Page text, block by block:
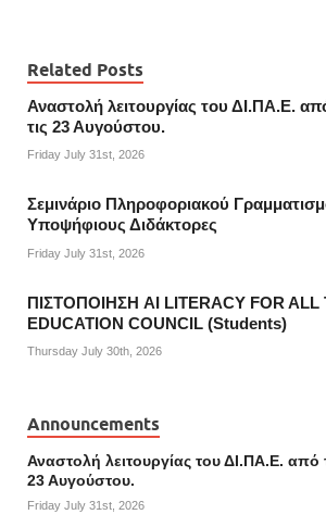
Related Posts
Αναστολή λειτουργίας του ΔΙ.ΠΑ.Ε.
τις 23 Αυγούστου.
Friday July 31st, 2026
Σεμινάριο Πληροφοριακού
Υποψήφιους Διδάκτορες
Friday July 31st, 2026
ΠΙΣΤΟΠΟΙΗΣΗ AI LITERACY FOR
EDUCATION COUNCIL (Students)
Thursday July 30th, 2026
Announcements
Αναστολή λειτουργίας του ΔΙ.ΠΑ.Ε. από
23 Αυγούστου.
Friday July 31st, 2026